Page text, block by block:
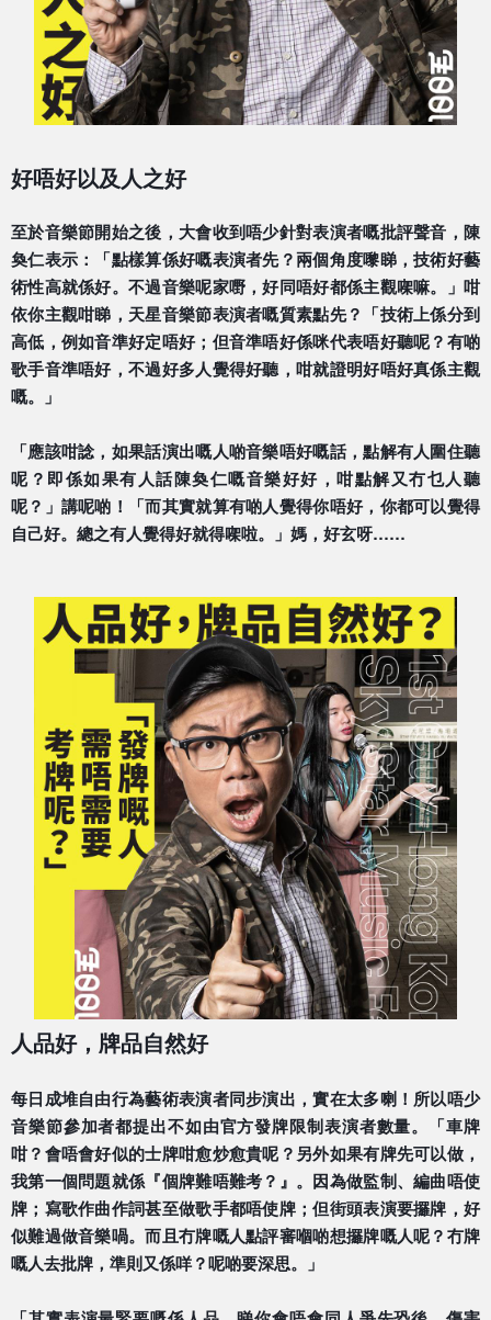
好唔好以及人之好
至於音樂節開始之後，大會收到唔少針對表演者嘅批評聲音 ，陳
奐仁表示：「點樣算係好嘅表演者先？兩個角度嚟睇，技術好藝
術性高就係好。不過音樂呢家嘢，好同唔好都係主觀㗎嘛。」咁
依你主觀咁睇，天星音樂節表演者嘅質素點先？「技術上係分到
高低，例如音準好定唔好；但音準唔好係咪代表唔好聽呢？有啲
歌手音準唔好，不過好多人覺得好聽，咁就證明好唔好真係主觀
嘅。」
「應該咁諗，如果話演出嘅人啲音樂唔好嘅話，點解有人圍住聽
呢？即係如果有人話陳奐仁嘅音樂好好，咁點解又冇乜人聽
呢？」講呢啲！「而其實就算有啲人覺得你唔好，你都可以覺得
自己好。總之有人覺得好就得㗎啦。」媽，好玄呀……
人品好，牌品自然好
每日成堆自由行為藝術表演者同步演出，實在太多喇！所以唔少
音樂節參加者都提出不如由官方發牌限制表演者數量。
「車牌
咁？會唔會好似的士牌咁愈炒愈貴呢？另外如果有牌先可以做，
我第一個問題就係『個牌難唔難考？』。因為做監制、編曲唔使
牌；寫歌作曲作詞甚至做歌手都唔使牌；但街頭表演要攞牌，好
似難過做音樂喎。而且冇牌嘅人點評審嗰啲想攞牌嘅人呢？冇牌
嘅人去批牌，準則又係咩？呢啲要深思。」